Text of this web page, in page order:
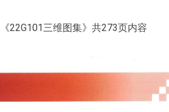
22G101三维图集》共273页内容